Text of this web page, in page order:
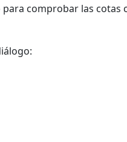
comprobar las cotas